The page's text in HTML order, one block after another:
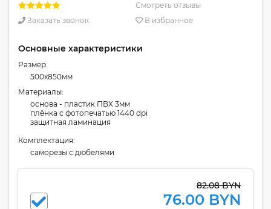
Смотреть отзывы
Заказать звонок
В избранное
Основные характеристики
Размер:
500x850мм
Материалы:
основа - пластик ПВХ 3мм
плёнка с фотопечатью 1440 dpi
защитная ламинация
Комплектация:
cаморезы с дюбелями
82.08 BYN
76.00 BYN